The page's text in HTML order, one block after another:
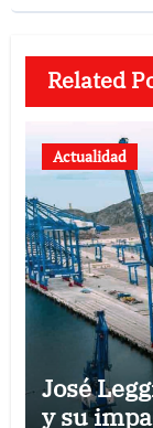
Related
Actualidad
José
y su